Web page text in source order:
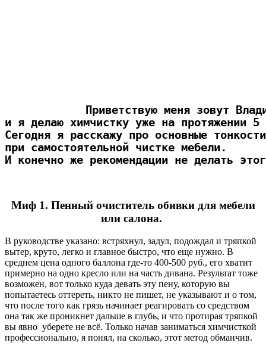
Приветствую меня зовут
и я делаю химчистку уже на протяжении 5
Сегодня я расскажу про основные тонкости
при самостоятельной чистке мебели.
И конечно же рекомендации не делать
Миф 1. Пенный очиститель обивки для мебели
или салона.
В руководстве указано: встряхнул, задул, подождал и тряпкой
вытер, круто, легко и главное быстро, что еще нужно. В
среднем цена одного баллона где-то 400-500 руб., его хватит
примерно на одно кресло или на часть дивана. Результат тоже
возможен, вот только куда девать эту пену, которую вы
попытаетесь оттереть, никто не пишет, не указывают и о том,
что после того как грязь начинает реагировать со средством
она так же проникнет дальше в глубь, и что протирая тряпкой
вы явно уберете не всё. Только начав заниматься химчисткой
профессионально, я понял, на сколько, этот метод обманчив.